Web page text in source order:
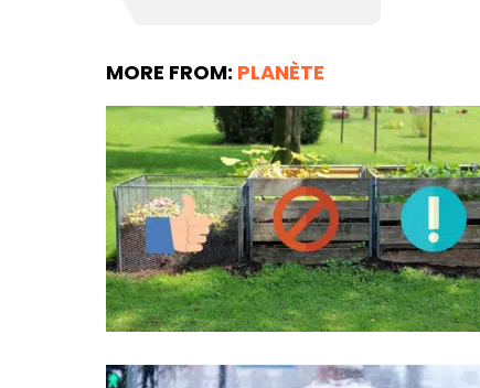
MORE FROM: PLANÈTE